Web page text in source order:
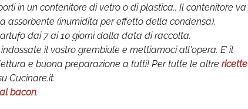
in un contenitore di vetro o di plastica.. Il contenitore va
assorbente (inumidita per effetto della condensa).
dai 7 ai 10 giorni dalla data di raccolta.
il vostro grembiule e mettiamoci all'opera. E’ il
e buona preparazione a tutti! Per tutte le altre ricette
Cucinare.it.
bacon.